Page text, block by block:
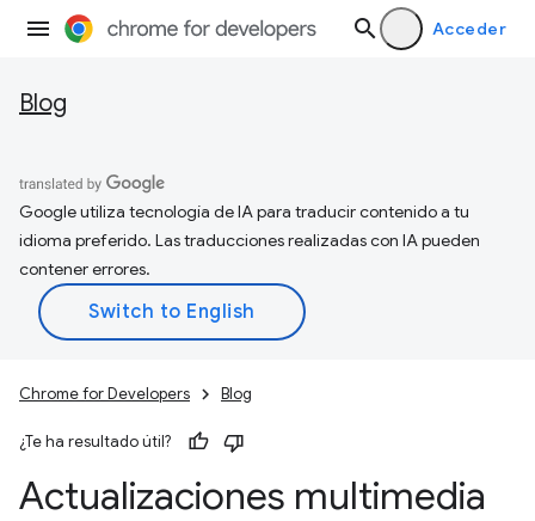
Acceder
Blog
Google utiliza tecnología de IA para traducir contenido a tu
idioma preferido. Las traducciones realizadas con IA pueden
contener errores.
Chrome for Developers Blog
¿Te ha resultado útil?
Actualizaciones multimedia